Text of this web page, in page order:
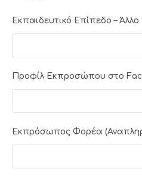
Εκπαιδευτικό Επίπεδο – Άλλο
Προφίλ Εκπροσώπου στο
Εκπρόσωπος Φορέα